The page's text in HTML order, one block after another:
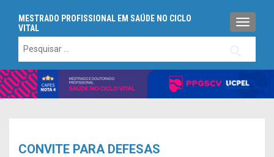
MESTRADO PROFISSIONAL EM SAÚDE NO CICLO
VITAL
por:
CONVITE PARA DEFESAS